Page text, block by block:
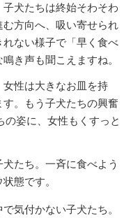
犬たちは終始そわそわ
方向へ、吸い寄せられ
ない様子で「早く食べ
き声も聞こえますね。
性は大きなお皿を持
。もう子犬たちの興奮
姿に、女性もくすっと
たち。一斉に食べよう
態です。
気付かない子犬たち。